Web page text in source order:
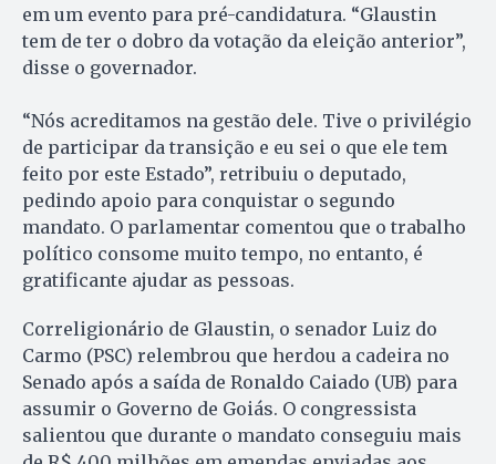
em um evento para pré-candidatura. “Glaustin
tem de ter o dobro da votação da eleição anterior”,
disse o governador.
“Nós acreditamos na gestão dele. Tive o privilégio
de participar da transição e eu sei o que ele tem
feito por este Estado”, retribuiu o deputado,
pedindo apoio para conquistar o segundo
mandato. O parlamentar comentou que o trabalho
político consome muito tempo, no entanto, é
gratificante ajudar as pessoas.
Correligionário de Glaustin, o senador Luiz do
Carmo (PSC) relembrou que herdou a cadeira no
Senado após a saída de Ronaldo Caiado (UB) para
assumir o Governo de Goiás. O congressista
salientou que durante o mandato conseguiu mais